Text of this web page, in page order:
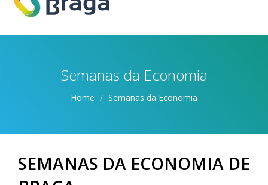
Semanas da Economia
Home / Semanas da Economia
SEMANAS DA ECONOMIA DE